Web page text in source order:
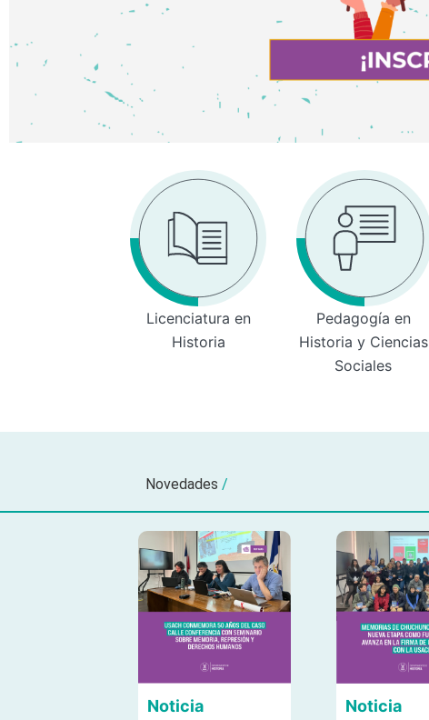
Licenciatura en
Historia
Pedagogía en
Historia y Ciencias
Sociales
Novedades /
Noticia Noticia